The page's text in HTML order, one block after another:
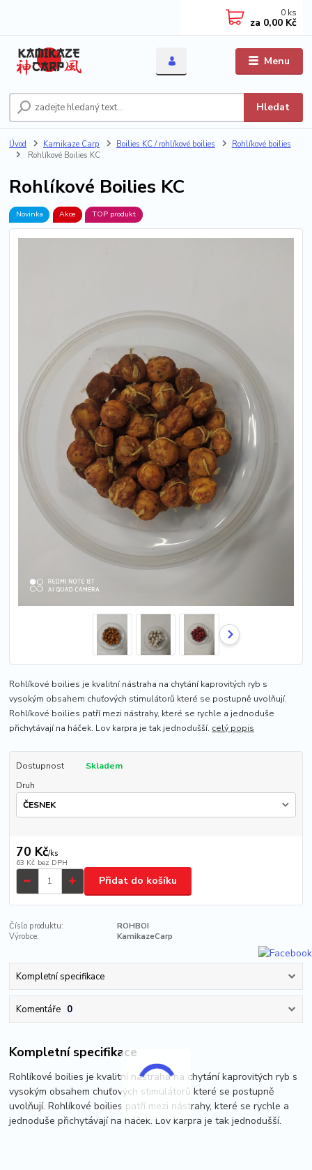
Menu
Hledat
0 ks
za 0,00 Kč
Úvod Kamikaze Carp Boilies KC / rohlíkové boilies
Rohlíkové boilies
Rohlíkové Boilies KC
Rohlíkové Boilies KC
Novinka Akce TOP produkt
Rohlíkové boilies je kvalitní nástraha na chytání kaprovitých ryb s
vysokým obsahem chuťových stimulátorů které se postupně uvolňují.
Rohlíkové boilies patří mezi nástrahy, které se rychle a jednoduše
přichytávají na háček. Lov karpra je tak jednodušší. celý popis
Dostupnost
Skladem
Druh
70 Kč/ks
63 Kč bez DPH
Přidat do košíku
Číslo produktu:
ROHBOI
Výrobce:
KamikazeCarp
Kompletní specifikace
Komentáře 0
Kompletní specifikace
Rohlíkové boilies je kvalitní nástraha na chytání kaprovitých ryb s
vysokým obsahem chuťových stimulátorů které se postupně
uvolňují. Rohlíkové boilies patří mezi nástrahy, které se rychle a
jednoduše přichytávají na háček. Lov karpra je tak jednodušší.